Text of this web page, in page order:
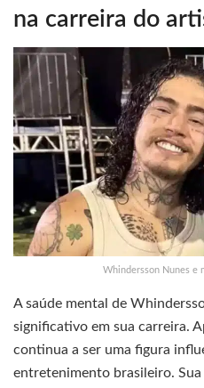
na carreira do
Whindersson Nunes e
A saúde mental de
significativo em sua carreira.
continua a ser uma figura
entretenimento brasileiro.